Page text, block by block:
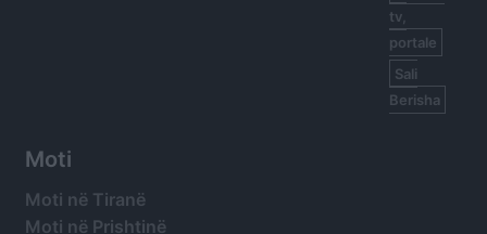
tv,
portale
Sali
Berisha
Moti
Moti në Tiranë
Moti në Prishtinë